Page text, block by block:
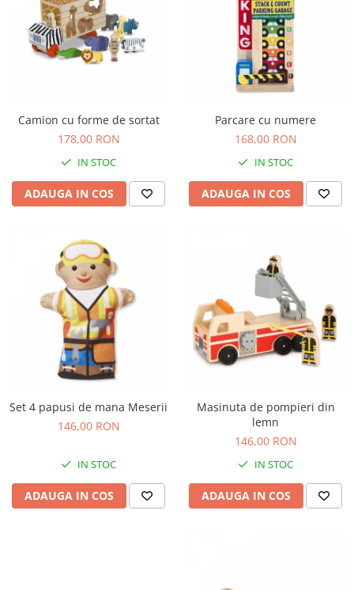
Jucarii muzicale bebelusi
Puzzle bebelusi
Camion cu forme de sortat
178,00 RON
IN STOC
ADAUGA IN COS
Parcare cu numere
168,00 RON
IN STOC
ADAUGA IN COS
Set 4 papusi de mana Meserii
146,00 RON
IN STOC
ADAUGA IN COS
Masinuta de pompieri din
lemn
146,00 RON
IN STOC
ADAUGA IN COS